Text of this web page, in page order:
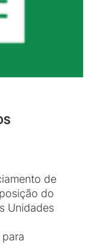
de
do
Unidades